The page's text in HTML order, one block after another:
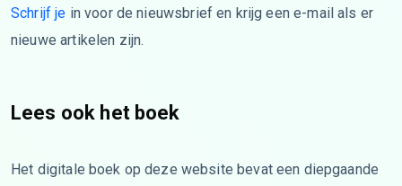
Schrijf je in voor de nieuwsbrief en krijg een e-mail als er
nieuwe artikelen zijn.
Lees ook het boek
Het digitale boek op deze website bevat een diepgaande